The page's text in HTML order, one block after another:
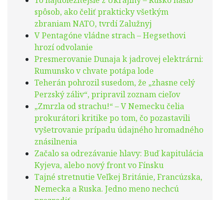
spôsob, ako čeliť prakticky všetkým
zbraniam NATO, tvrdí Zalužnyj
V Pentagóne vládne strach – Hegsethovi
hrozí odvolanie
Presmerovanie Dunaja k jadrovej elektrárni:
Rumunsko v chvate potápa lode
Teherán pohrozil susedom, že „zhasne celý
Perzský záliv“, pripravil zoznam cieľov
„Zmrzla od strachu!“ – V Nemecku čelia
prokurátori kritike po tom, čo pozastavili
vyšetrovanie prípadu údajného hromadného
znásilnenia
Začalo sa odrezávanie hlavy: Buď kapitulácia
Kyjeva, alebo nový front vo Fínsku
Tajné stretnutie Veľkej Británie, Francúzska,
Nemecka a Ruska. Jedno meno nechcú